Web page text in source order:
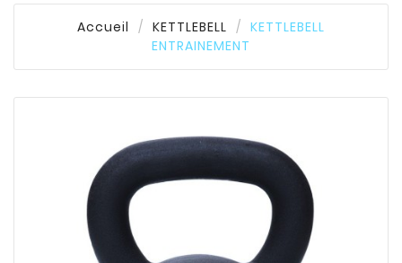
Accueil KETTLEBELL
KETTLEBELL
ENTRAINEMENT